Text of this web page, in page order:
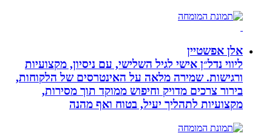
אלן אפשטיין
ליווי נדל״ן אישי לגיל השלישי, עם ניסיון, מקצועיות
ורגישות. שמירה מלאה על האינטרסים של הלקוחות,
בירור צרכים מדויק וחיפוש ממוקד תוך מסירות,
מקצועיות לתהליך יעיל, בטוח ואף מהנה